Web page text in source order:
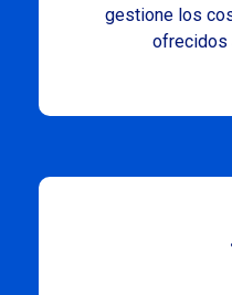
gestione los
ofrecidos